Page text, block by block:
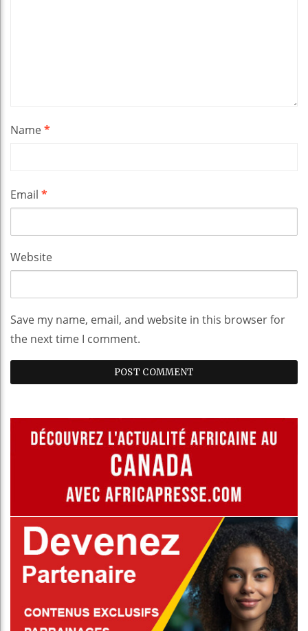
Name*
Email *
Website
Save my name, email, and website in this browser for
the next time I comment.